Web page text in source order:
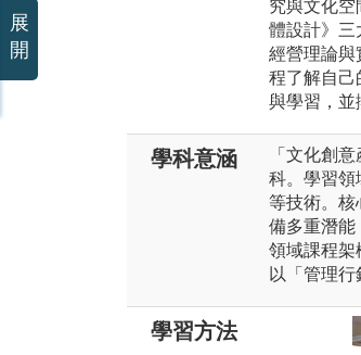
究與文化
體設計》三
經營理論與
程了解自己
與學習，並
學科意涵
「文化創
科。學習領
等技術。核
備多重潛能
領域課程架
以「管理行
學習方法
展
開